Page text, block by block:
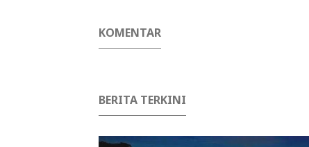
KOMENTAR
BERITA TERKINI